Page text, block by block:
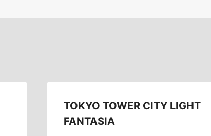
TOKYO TOWER CITY LIGHT
FANTASIA